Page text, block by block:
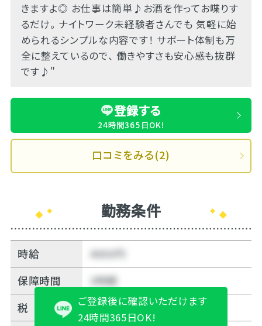
きますよ◎ お仕事は簡単♪お酒を作ってお喋りす
るだけ。 ナイトワーク未経験者さんでも 気軽に始
められるシンプルな内容です！ サポート体制も万
全に整えているので、 働きやすさも安心感も抜群
です♪"
登録する
24時間365日OK!
口コミをみる(2)
勤務条件
時給
4000円
保障時間
3時間
税
10%
ご登録後に確認いただけます
24時間365日OK!